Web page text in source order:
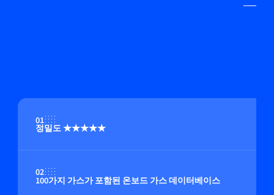
01
정밀도 ★★★★★
02
100가지 가스가 포함된 온보드 가스 데이터베이스